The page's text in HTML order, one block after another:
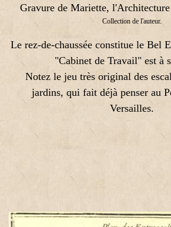
Gravure de Mariette,
Collection de l'auteur.
Le rez-de-chaussée constitue le Bel
"Cabinet de Travail" est à
Notez le jeu très original des
jardins, qui fait déjà penser au
Versailles.